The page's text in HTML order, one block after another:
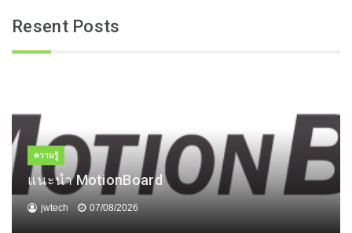
Resent Posts
ความรู้
แนะนำ MotionBoard
jwtech 07/08/2026